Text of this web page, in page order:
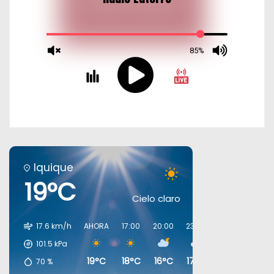
Iquique
19°C Cielo claro
17.6 km/h
101.5 kPa
70 %
AHORA
19°C
17:00
18°C
20:00
16°C
23:00
17°C